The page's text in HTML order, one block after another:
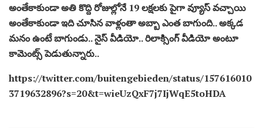
అంతేకాకుండా అతి కొద్ది రోజుల్లోనే 19 లక్షలకు పైగా వ్యూస్ వచ్చాయి
అంతేకాకుండా ఇది చూసిన వాళ్లంతా అబ్బా ఎంత బాగుంది.. అక్కడ
మనం ఉంటే బాగుండు.. నైస్ వీడియో.. రిలాక్సింగ్ వీడియో అంటూ
కామెంట్స్ పెడుతున్నారు..
https://twitter.com/buitengebieden/status/157616010
3719632896?s=20&t=wieUzQxF7j7IjWqE5toHDA